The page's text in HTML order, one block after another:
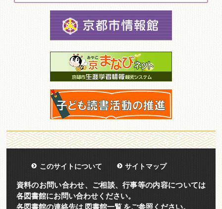
このサイトについて サイトマップ
資料のお問い合わせ、ご相談、行事等の内容については
各図書館にお問い合わせください。
各図書館の連絡先は 図書館一覧をご参照ください。